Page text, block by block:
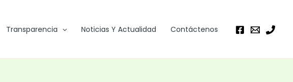
Transparencia Noticias Y Actualidad Contáctenos